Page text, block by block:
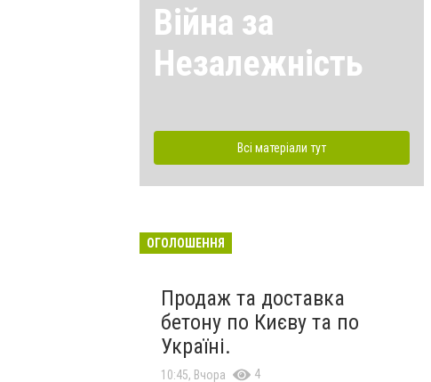
Війна за
Незалежність
Всі матеріали тут
ОГОЛОШЕННЯ
Продаж та доставка
бетону по Києву та по
Україні.
10:45, Вчора 4